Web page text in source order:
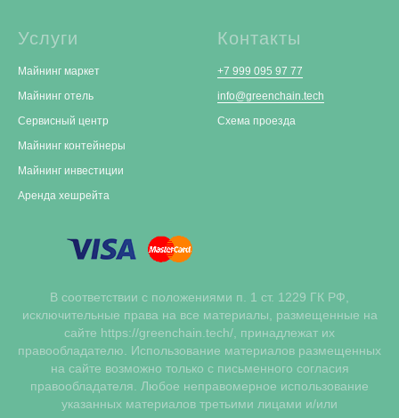
Услуги
Майнинг маркет
Майнинг отель
Сервисный центр
Майнинг контейнеры
Майнинг инвестиции
Аренда хешрейта
Контакты
+7 999 095 97 77
info@greenchain.tech
Схема проезда
В соответствии с положениями п. 1 ст. 1229 ГК РФ,
исключительные права на все материалы, размещенные на
сайте https://greenchain.tech/, принадлежат их
правообладателю. Использование материалов размещенных
на сайте возможно только с письменного согласия
правообладателя. Любое неправомерное использование
указанных материалов третьими лицами и/или